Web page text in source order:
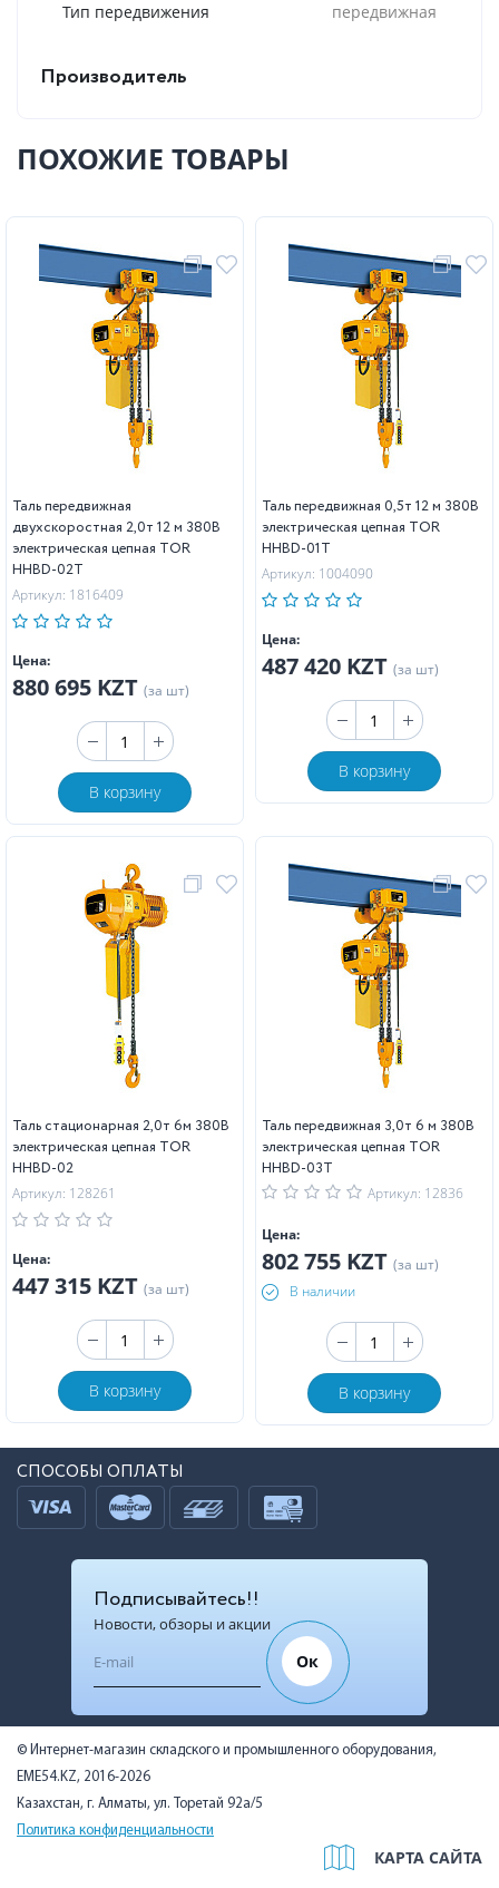
Тип передвижения
передвижная
Производитель
ПОХОЖИЕ ТОВАРЫ
Таль передвижная
двухскоростная 2,0т 12 м 380В
электрическая цепная TOR
HHBD-02T
Артикул: 1816409
Цена:
880 695 KZT (за шт)
В корзину
Таль передвижная 0,5т 12 м 380В
электрическая цепная TOR
HHBD-01T
Артикул: 1004090
Цена:
487 420 KZT (за шт)
В корзину
Таль стационарная 2,0т 6м 380В
электрическая цепная TOR
HHBD-02
Артикул: 128261
Цена:
447 315 KZT (за шт)
В корзину
Таль передвижная 3,0т 6 м 380В
электрическая цепная TOR
HHBD-03T
Артикул: 12836
Цена:
802 755 KZT (за шт)
В наличии
В корзину
СПОСОБЫ ОПЛАТЫ
Подписывайтесь!!
Новости, обзоры и акции
Ок
© Интернет-магазин складского и промышленного оборудования,
EME54.KZ, 2016-2026
Казахстан, г. Алматы, ул. Торетай 92а/5
Политика конфиденциальности
КАРТА САЙТА